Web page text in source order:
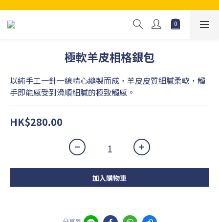
極軟羊皮相格銀包
以純手工一針一線精心縫製而成，羊皮皮質細膩柔軟，觸
手即能感受到滑順細膩的極致觸感。
HK$280.00
加入購物車